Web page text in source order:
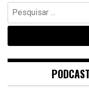
Pesquisar
por: